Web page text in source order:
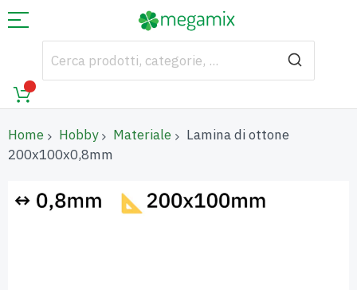
Home Hobby Materiale
Lamina di ottone
200x100x0,8mm
alla